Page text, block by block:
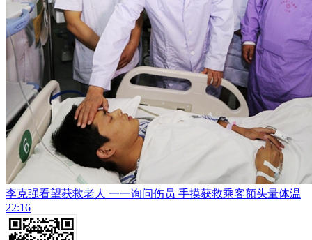
李克强看望获救老人 一一询问伤员 手摸获救乘客额头量体温
22:16